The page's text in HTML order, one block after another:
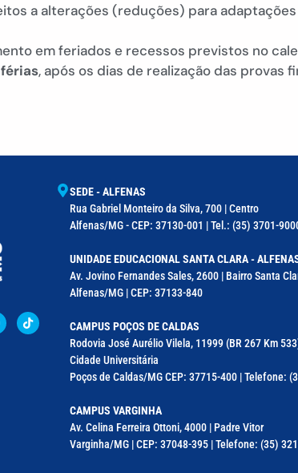
a alterações (reduções) para
em feriados e recessos previstos no
férias, após os dias de realização das provas
SEDE - ALFENAS
Rua Gabriel Monteiro da Silva, 700 | Centro
Alfenas/MG - CEP: 37130-001 | Tel.: (35) 3701-
UNIDADE EDUCACIONAL SANTA CLARA -
Av. Jovino Fernandes Sales, 2600 | Bairro Santa
Alfenas/MG | CEP: 37133-840
CAMPUS POÇOS DE CALDAS
Rodovia José Aurélio Vilela, 11999 (BR 267 Km
Cidade Universitária
Poços de Caldas/MG CEP: 37715-400 | Telefone:
CAMPUS VARGINHA
Av. Celina Ferreira Ottoni, 4000 | Padre Vitor
Varginha/MG | CEP: 37048-395 | Telefone: (35)